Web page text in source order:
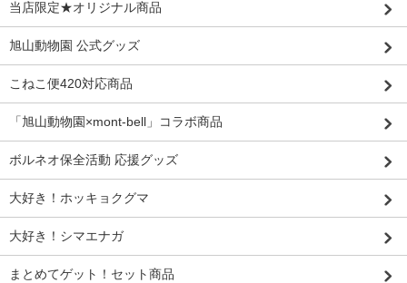
当店限定★オリジナル商品
旭山動物園 公式グッズ
こねこ便420対応商品
「旭山動物園×mont-bell」コラボ商品
ボルネオ保全活動 応援グッズ
大好き！ホッキョクグマ
大好き！シマエナガ
まとめてゲット！セット商品